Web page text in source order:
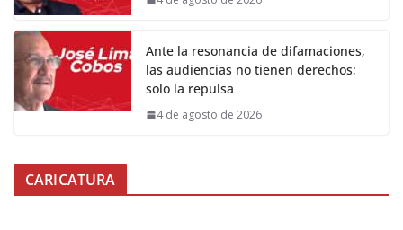
Ante la resonancia de difamaciones,
las audiencias no tienen derechos;
solo la repulsa
4 de agosto de 2026
CARICATURA